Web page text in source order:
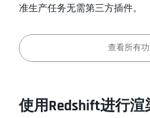
准生产任务无需第三方插件。
查看所有
使用Redshift进行渲